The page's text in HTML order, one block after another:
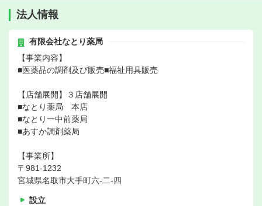
法人情報
有限会社なとり薬局
【事業内容】
■医薬品の調剤及び販売■福祉用具販売
【店舗展開】３店舗展開
■なとり薬局 本店
■なとり一中前薬局
■あすか調剤薬局
【事業所】
〒981-1232
宮城県名取市大手町六-二-四
設立